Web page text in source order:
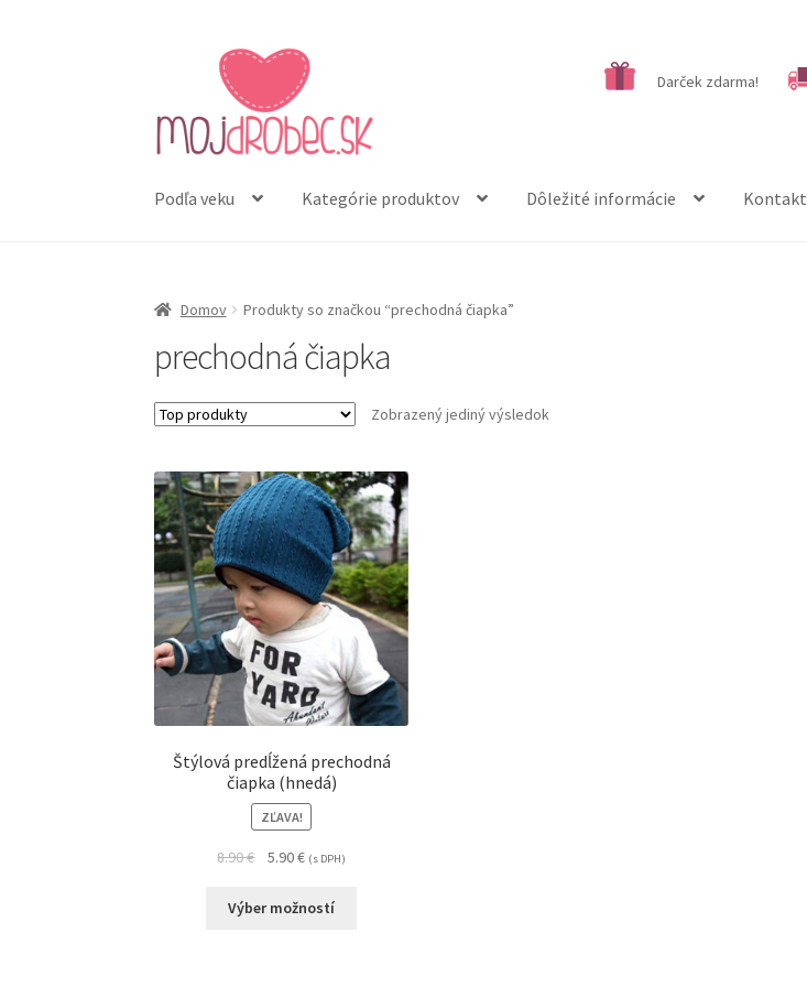
Preskočiť
navigáciu
Preskočiť
obsah
Darček zdarma!
Podľa veku Kategórie produktov Dôležité informácie Kontakt
Domov Produkty so značkou “prechodná čiapka”
prechodná čiapka
Zobrazený jediný výsledok
Štýlová predĺžená prechodná
čiapka (hnedá)
ZĽAVA!
8.90€ 5.90€ (s DPH)
Výber možností